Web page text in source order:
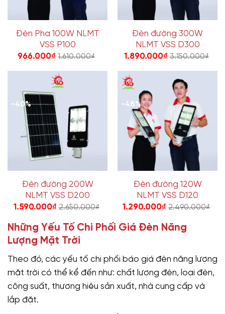
Đèn Pha 100W NLMT
VSS P100
966.000₫ 1.610.000₫
Đèn đường 300W
NLMT VSS D300
1.890.000₫ 3.150.000₫
-40%
Đèn đường 200W
NLMT VSS D200
1.590.000₫ 2.650.000₫
-48%
Đèn đường 120W
NLMT VSS D120
1.290.000₫ 2.490.000₫
Những Yếu Tố Chi Phối Giá Đèn Năng
Lượng Mặt Trời
Theo đó, các yếu tố chi phối báo giá đèn năng lượng
mặt trời có thể kể đến như: chất lượng đèn, loại đèn,
công suất, thương hiệu sản xuất, nhà cung cấp và
lắp đặt.